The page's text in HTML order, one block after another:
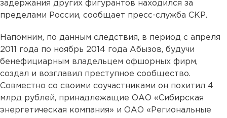
задержания других фигурантов находился за
пределами России, сообщает пресс-служба СКР.
Напомним, по данным следствия, в период с апреля
2011 года по ноябрь 2014 года Абызов, будучи
бенефициарным владельцем офшорных фирм,
создал и возглавил преступное сообщество.
Совместно со своими соучастниками он похитил 4
млрд рублей, принадлежащие ОАО «Сибирская
энергетическая компания» и ОАО «Региональные